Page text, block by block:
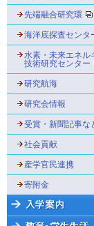
先端融合研究環
海洋底探査センタ
水素・未来エネル
技術研究センター
研究航海
研究会情報
受賞・新聞記事な
社会貢献
産学官民連携
寄附金